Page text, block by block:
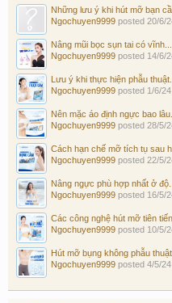
Những lưu ý khi hút mỡ bạn
Ngochuyen9999 posted 20/6/
Nâng mũi bọc sụn tai có vĩnh...
Ngochuyen9999 posted 14/6/
Lưu ý khi thực hiện phẫu thuật...
Ngochuyen9999 posted 1/6/24
Nên mặc áo định ngực bao lâu...
Ngochuyen9999 posted 28/5/
Cách hạn chế mỡ tích tụ sau
Ngochuyen9999 posted 22/5/
Nâng ngực phù hợp nhất ở độ...
Ngochuyen9999 posted 16/5/
Các công nghệ hút mỡ tiên
Ngochuyen9999 posted 10/5/
Hút mỡ bụng không phẫu thuật
Ngochuyen9999 posted 4/5/24